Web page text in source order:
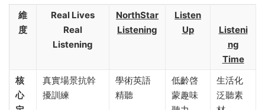
​維
度​
​Real Lives
Real
Listening​
NorthStar
Listening​
​Listen
Up​
Listeni
ng
Time​
​核
心
真實場景抗幹
擾訓練
學術英語
精聽
低齡啓
蒙趣味
生活化
泛聽素